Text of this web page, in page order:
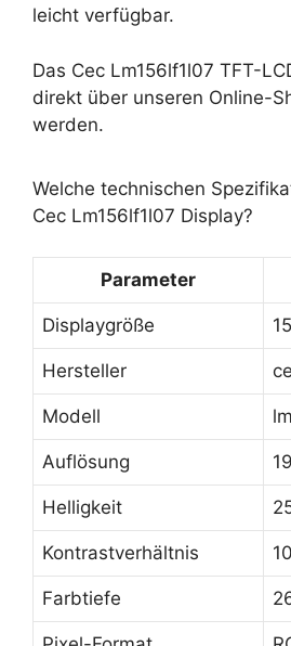
leicht verfügbar.
Das Cec Lm156lf1l07 TFT-
direkt über unseren Online-
werden.
Welche technischen
Cec Lm156lf1l07 Display?
Parameter
Displaygröße
Hersteller
Modell
Auflösung
Helligkeit
Kontrastverhältnis
Farbtiefe